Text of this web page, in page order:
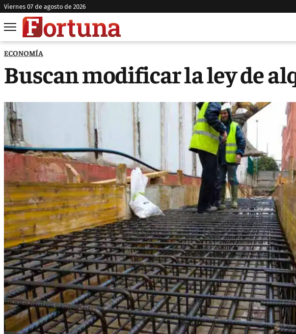
viernes 07 de agosto de 2026
ECONOMÍA
Buscan modificar la ley de